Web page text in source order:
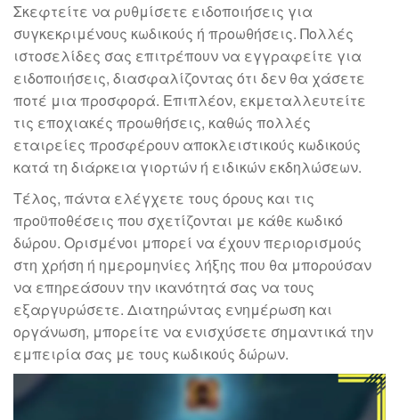
Σκεφτείτε να ρυθμίσετε ειδοποιήσεις για
συγκεκριμένους κωδικούς ή προωθήσεις. Πολλές
ιστοσελίδες σας επιτρέπουν να εγγραφείτε για
ειδοποιήσεις, διασφαλίζοντας ότι δεν θα χάσετε
ποτέ μια προσφορά. Επιπλέον, εκμεταλλευτείτε
τις εποχιακές προωθήσεις, καθώς πολλές
εταιρείες προσφέρουν αποκλειστικούς κωδικούς
κατά τη διάρκεια γιορτών ή ειδικών εκδηλώσεων.
Τέλος, πάντα ελέγχετε τους όρους και τις
προϋποθέσεις που σχετίζονται με κάθε κωδικό
δώρου. Ορισμένοι μπορεί να έχουν περιορισμούς
στη χρήση ή ημερομηνίες λήξης που θα μπορούσαν
να επηρεάσουν την ικανότητά σας να τους
εξαργυρώσετε. Διατηρώντας ενημέρωση και
οργάνωση, μπορείτε να ενισχύσετε σημαντικά την
εμπειρία σας με τους κωδικούς δώρων.